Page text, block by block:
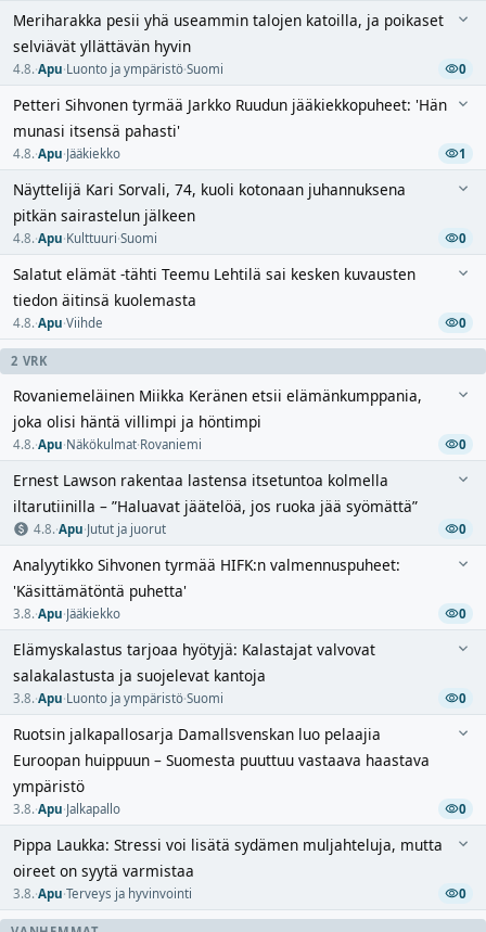
Meriharakka pesii yhä useammin talojen katoilla, ja poikaset
selviävät yllättävän hyvin
4.8.·Apu·Luonto ja ympäristö·Suomi 0
Petteri Sihvonen tyrmää Jarkko Ruudun jääkiekkopuheet: 'Hän
munasi itsensä pahasti'
4.8.·Apu·Jääkiekko 1
Näyttelijä Kari Sorvali, 74, kuoli kotonaan juhannuksena
pitkän sairastelun jälkeen
4.8.·Apu·Kulttuuri·Suomi 0
Salatut elämät -tähti Teemu Lehtilä sai kesken kuvausten
tiedon äitinsä kuolemasta
4.8.·Apu·Viihde 0
2 VRK
Rovaniemeläinen Miikka Keränen etsii elämänkumppania,
joka olisi häntä villimpi ja höntimpi
4.8.·Apu·Näkökulmat·Rovaniemi 0
Ernest Lawson rakentaa lastensa itsetuntoa kolmella
iltarutiinilla – ”Haluavat jäätelöä, jos ruoka jää syömättä”
4.8.·Apu·Jutut ja juorut 0
Analyytikko Sihvonen tyrmää HIFK:n valmennuspuheet:
'Käsittämätöntä puhetta'
3.8.·Apu·Jääkiekko 0
Elämyskalastus tarjoaa hyötyjä: Kalastajat valvovat
salakalastusta ja suojelevat kantoja
3.8.·Apu·Luonto ja ympäristö·Suomi 0
Ruotsin jalkapallosarja Damallsvenskan luo pelaajia
Euroopan huippuun – Suomesta puuttuu vastaava haastava
ympäristö
3.8.·Apu·Jalkapallo 0
Pippa Laukka: Stressi voi lisätä sydämen muljahteluja, mutta
oireet on syytä varmistaa
3.8.·Apu·Terveys ja hyvinvointi 0